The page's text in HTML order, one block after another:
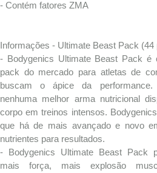
- Contém fatores ZMA
Informações - Ultimate Beast Pack (44
- Bodygenics Ultimate Beast Pack é
pack do mercado para atletas de
buscam o ápice da performance.
nenhuma melhor arma nutricional
corpo em treinos intensos.
que há de mais avançado e novo
nutrientes para resultados.
- Bodygenics Ultimate Beast Pack
mais força, mais explosão